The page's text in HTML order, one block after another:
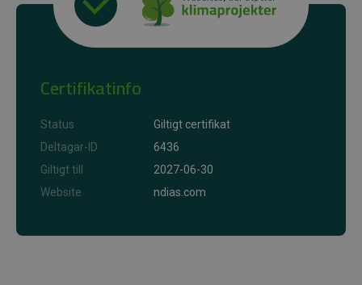
Certifikatinfo
Status
Giltigt certifikat
Deltagar-ID
6436
Giltigt till
2027-06-30
Website
ndias.com